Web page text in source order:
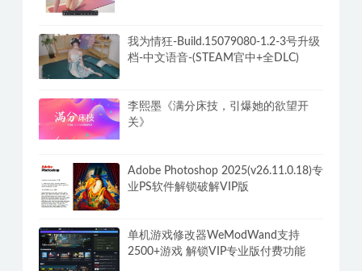
我为情狂-Build.15079080-1.2-3号升级
档-中文语音-(STEAM官中+全DLC)
李熙墨《满分床技，引爆她的欲望开
关》
Adobe Photoshop 2025(v26.11.0.18)专
业PS软件解锁破解VIP版
单机游戏修改器WeModWand支持
2500+游戏 解锁VIP专业版付费功能